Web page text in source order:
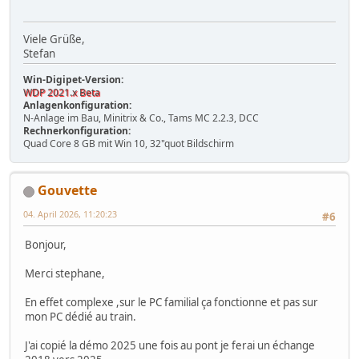
Viele Grüße,
Stefan
Win-Digipet-Version:
WDP 2021.x Beta
Anlagenkonfiguration:
N-Anlage im Bau, Minitrix & Co., Tams MC 2.2.3, DCC
Rechnerkonfiguration:
Quad Core 8 GB mit Win 10, 32"quot Bildschirm
Gouvette
#6
04. April 2026, 11:20:23
Bonjour,
Merci stephane,
En effet complexe ,sur le PC familial ça fonctionne et pas sur
mon PC dédié au train.
J'ai copié la démo 2025 une fois au pont je ferai un échange